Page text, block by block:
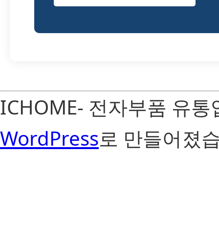
ICHOME- 전자부품 유
WordPress로 만들어졌